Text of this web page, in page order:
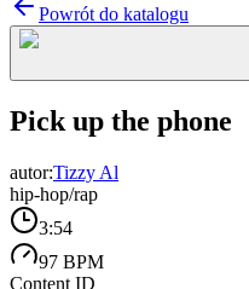
Powrót do katalogu
Pick up the phone
autor:Tizzy Al
hip-hop/rap
3:54
97 BPM
Content ID